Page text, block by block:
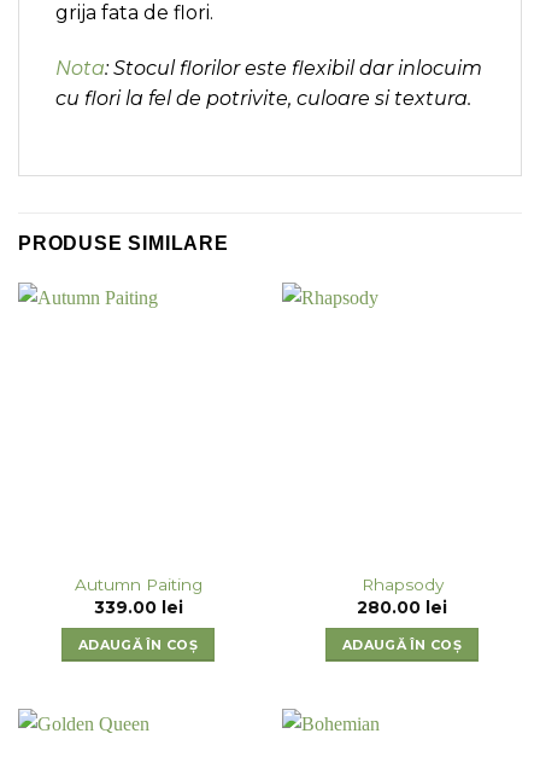
grija fata de flori.
Nota: Stocul florilor este flexibil dar inlocuim
cu flori la fel de potrivite, culoare si textura.
PRODUSE SIMILARE
Autumn Paiting
339.00 lei
ADAUGĂ ÎN COȘ
Rhapsody
280.00 lei
ADAUGĂ ÎN COȘ